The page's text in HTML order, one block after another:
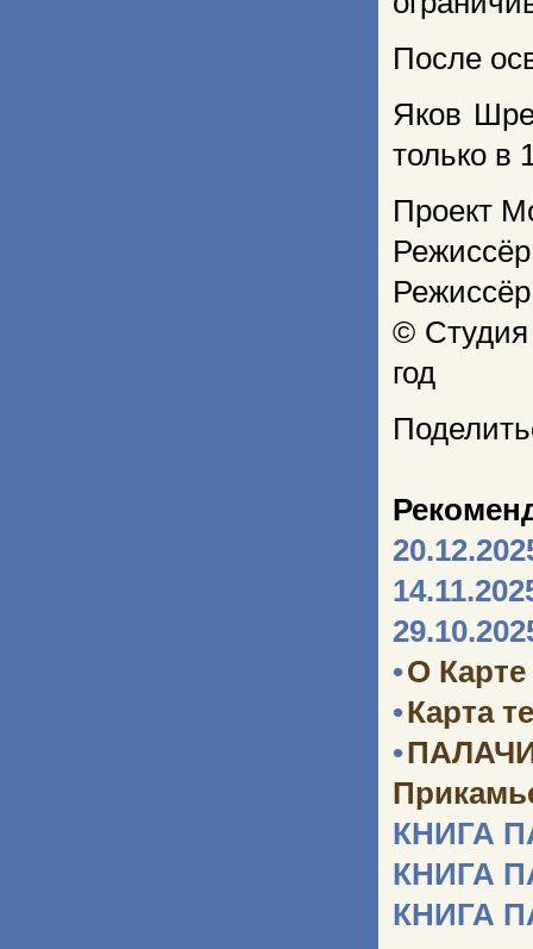
После
Яков
только в
Проект
© Студия
год
•О
•Карта
•
КНИГА
КНИГА
КНИГА